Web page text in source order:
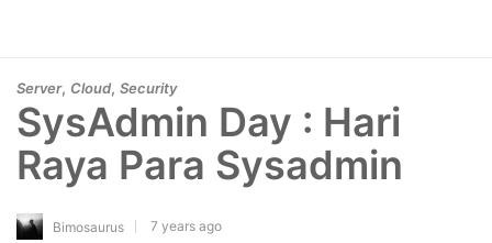
Server, Cloud, Security
SysAdmin Day : Hari
Raya Para Sysadmin
Bimosaurus 7 years ago